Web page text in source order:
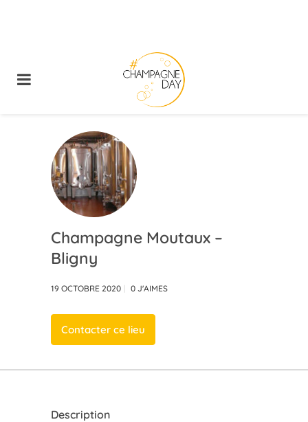
Champagne Moutaux –
Bligny
19 OCTOBRE 2020 0 J'AIMES
Contacter ce lieu
Description